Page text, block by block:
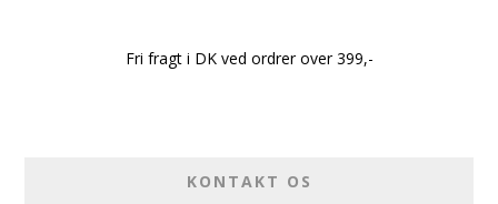
Fri fragt i DK ved ordrer over 399,-
KONTAKT OS